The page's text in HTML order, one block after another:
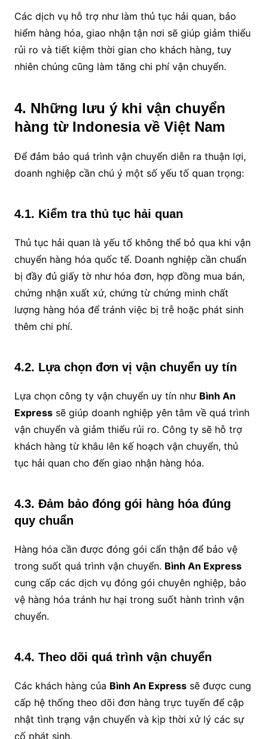
Các dịch vụ hỗ trợ như làm thủ tục hải quan, bảo
hiểm hàng hóa, giao nhận tận nơi sẽ giúp giảm thiểu
rủi ro và tiết kiệm thời gian cho khách hàng, tuy
nhiên chúng cũng làm tăng chi phí vận chuyển.
4. Những lưu ý khi vận chuyển
hàng từ Indonesia về Việt Nam
Để đảm bảo quá trình vận chuyển diễn ra thuận lợi,
doanh nghiệp cần chú ý một số yếu tố quan trọng:
4.1. Kiểm tra thủ tục hải quan
Thủ tục hải quan là yếu tố không thể bỏ qua khi vận
chuyển hàng hóa quốc tế. Doanh nghiệp cần chuẩn
bị đầy đủ giấy tờ như hóa đơn, hợp đồng mua bán,
chứng nhận xuất xứ, chứng từ chứng minh chất
lượng hàng hóa để tránh việc bị trễ hoặc phát sinh
thêm chi phí.
4.2. Lựa chọn đơn vị vận chuyển uy tín
Lựa chọn công ty vận chuyển uy tín như Bình An
Expresssẽ giúp doanh nghiệp yên tâm về quá trình
vận chuyển và giảm thiểu rủi ro. Công ty sẽ hỗ trợ
khách hàng từ khâu lên kế hoạch vận chuyển, thủ
tục hải quan cho đến giao nhận hàng hóa.
4.3. Đảm bảo đóng gói hàng hóa đúng
quy chuẩn
Hàng hóa cần được đóng gói cẩn thận để bảo vệ
trong suốt quá trình vận chuyển. Bình An Express
cung cấp các dịch vụ đóng gói chuyên nghiệp, bảo
vệ hàng hóa tránh hư hại trong suốt hành trình vận
chuyển.
4.4. Theo dõi quá trình vận chuyển
Các khách hàng của Bình An Expresssẽ được cung
cấp hệ thống theo dõi đơn hàng trực tuyến để cập
nhật tình trạng vận chuyển và kịp thời xử lý các sự
cố phát sinh.